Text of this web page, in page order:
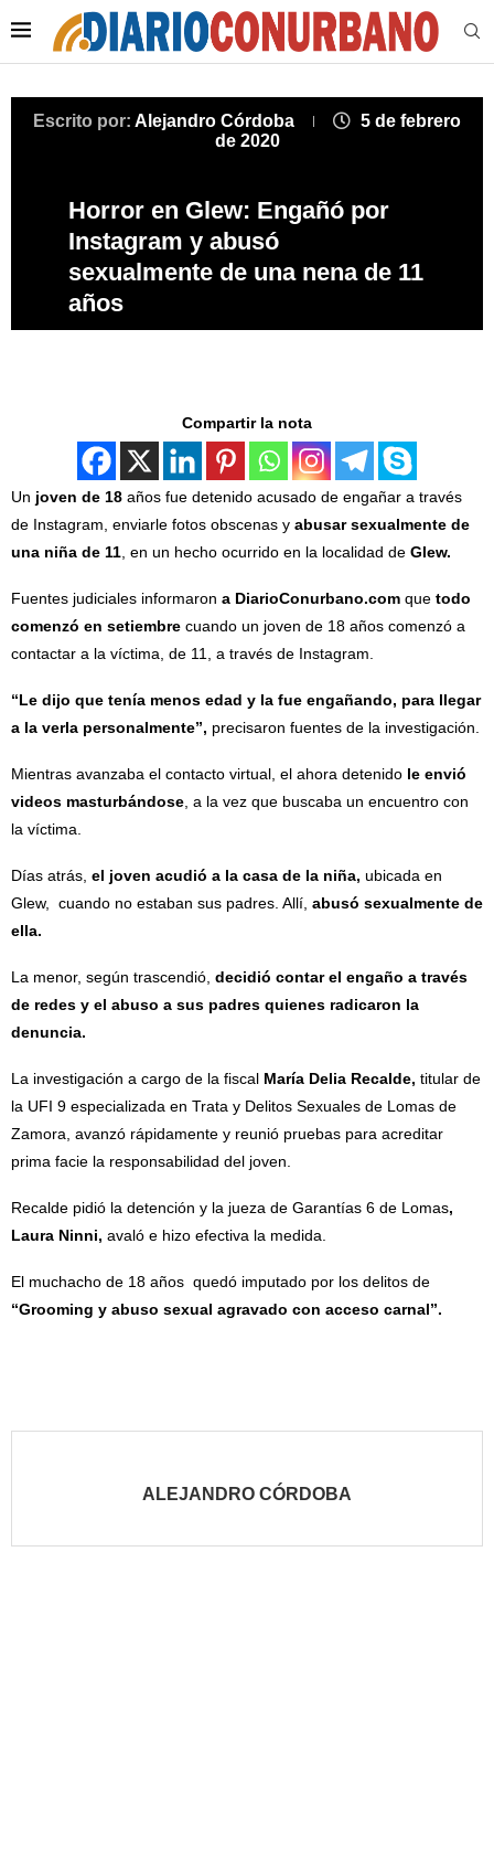
Escrito por: Alejandro Córdoba
5 de febrero
de 2020
Horror en Glew: Engañó por
Instagram y abusó
sexualmente de una nena de 11
años
Compartir la nota
Un joven de 18 años fue detenido acusado de engañar a través
de Instagram, enviarle fotos obscenas y abusar sexualmente de
una niña de 11, en un hecho ocurrido en la localidad de Glew.
Fuentes judiciales informaron a DiarioConurbano.com que todo
comenzó en setiembre cuando un joven de 18 años comenzó a
contactar a la víctima, de 11, a través de Instagram.
“Le dijo que tenía menos edad y la fue engañando, para llegar
a la verla personalmente”, precisaron fuentes de la investigación.
Mientras avanzaba el contacto virtual, el ahora detenido le envió
videos masturbándose, a la vez que buscaba un encuentro con
la víctima.
Días atrás, el joven acudió a la casa de la niña, ubicada en
Glew, cuando no estaban sus padres. Allí, abusó sexualmente de
ella.
La menor, según trascendió, decidió contar el engaño a través
de redes y el abuso a sus padres quienes radicaron la
denuncia.
La investigación a cargo de la fiscal María Delia Recalde, titular de
la UFI 9 especializada en Trata y Delitos Sexuales de Lomas de
Zamora, avanzó rápidamente y reunió pruebas para acreditar
prima facie la responsabilidad del joven.
Recalde pidió la detención y la jueza de Garantías 6 de Lomas,
Laura Ninni, avaló e hizo efectiva la medida.
El muchacho de 18 años quedó imputado por los delitos de
“Grooming y abuso sexual agravado con acceso carnal”.
ALEJANDRO CÓRDOBA